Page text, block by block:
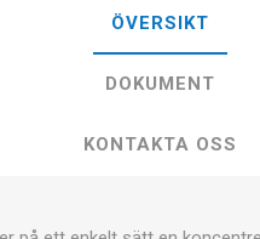
ÖVERSIKT
DOKUMENT
KONTAKTA OSS